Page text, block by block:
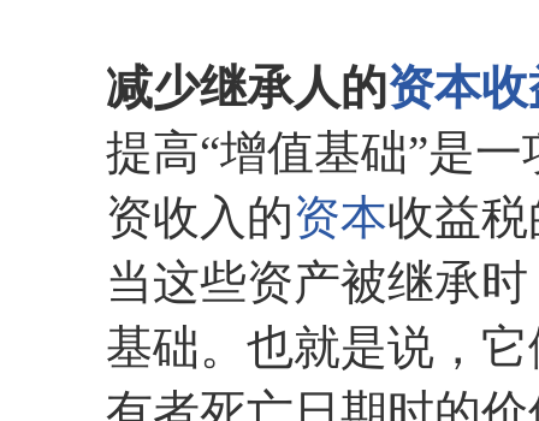
减少继承人的资本
提高“增值基础”是
资收入的资本收益
当这些资产被继承
基础。也就是说，